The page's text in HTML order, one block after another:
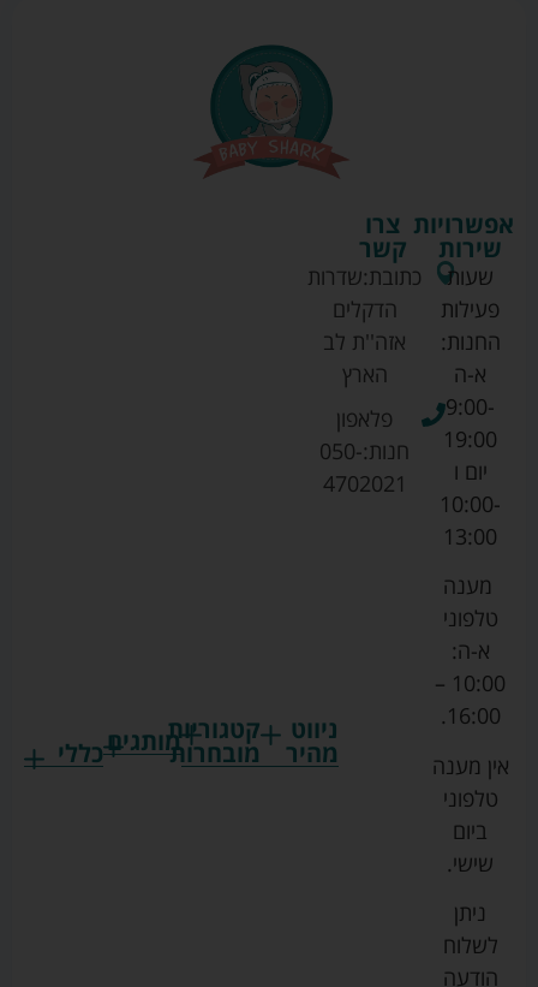
ניווט
מהיר
קטגוריות
מובחרותמותגים
גרקו
כללי
צרו
קשר
כתובת:שדרות
הדקלים
אזה''ת לב
הארץ
פלאפון
חנות:050-
4702021
אפשרויות
שירות
שעות
פעילות
החנות:
א-ה
9:00-
19:00
יום ו
10:00-
13:00
מענה
טלפוני
א-ה:
10:00 –
16:00.
אין מענה
טלפוני
ביום
שישי.
ניתן
לשלוח
הודעה